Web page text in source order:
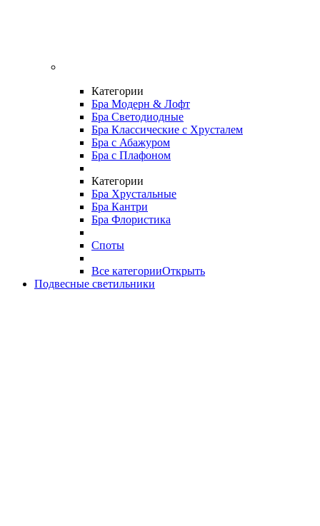
Категории
Бра Модерн & Лофт
Бра Светодиодные
Бра Классические с Хрусталем
Бра с Абажуром
Бра с Плафоном
Категории
Бра Хрустальные
Бра Кантри
Бра Флористика
Споты
Все категорииОткрыть
Подвесные светильники